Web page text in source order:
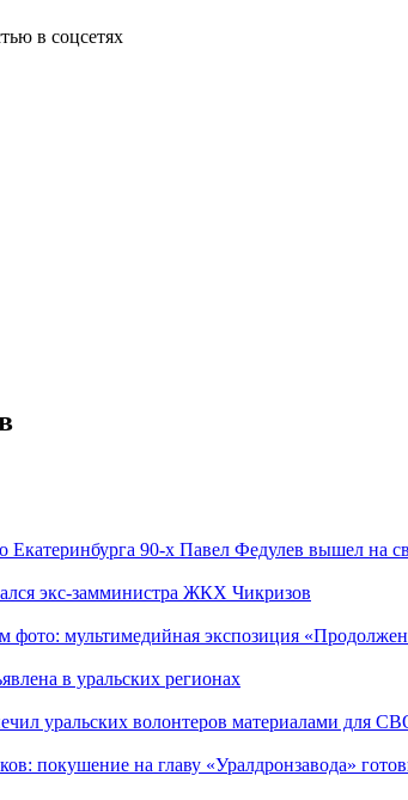
в соцсетях
Екатеринбурга 90-х Павел Федулев вышел на
экс-замминистра ЖКХ Чикризов
фото: мультимедийная экспозиция
в уральских регионах
уральских волонтеров материалами для
покушение на главу «Уралдронзавода»